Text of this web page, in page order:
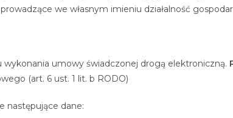
we własnym imieniu działalność
umowy świadczonej drogą elektroniczną.
(art. 6 ust. 1 lit. b RODO)
następujące dane: